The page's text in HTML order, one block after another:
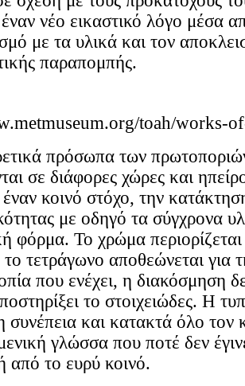
νέο εικαστικό λόγο μέσα
με τα υλικά και τον
παραπομπής.
toah/works-
πρόσωπα των
σε διάφορες χώρες και
κοινό στόχο, την
με οδηγό τα σύγχρονα
φόρμα. Το χρώμα
τετράγωνο αποθεώνεται για
που ενέχει, η διακόσμηση
το στοιχειώδες. Η
συνέπεια και κατακτά όλο
γλώσσα που ποτέ δεν
από το ευρύ κοινό.